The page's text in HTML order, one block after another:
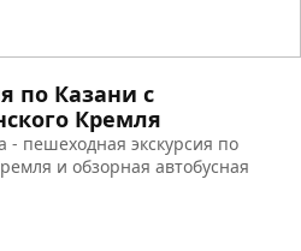
по Казани с
Кремля
- пешеходная экскурсия по
и обзорная автобусная